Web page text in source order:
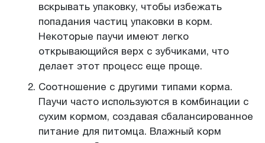
вскрывать упаковку, чтобы избежать
попадания частиц упаковки в корм.
Некоторые паучи имеют легко
открывающийся верх с зубчиками, что
делает этот процесс еще проще.
Соотношение с другими типами корма.
Паучи часто используются в комбинации с
сухим кормом, создавая сбалансированное
питание для питомца. Влажный корм